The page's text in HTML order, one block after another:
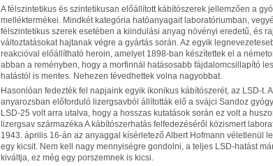
A félszintetikus és szintetikusan előállított kábítószerek jellemzően a
melléktermékei. Mindkét kategória hatóanyagait laboratóriumban,
félszintetikus szerek esetében a kiindulási anyag növényi eredetű, és
változtatásokat hajtanak végre a gyártás során. Az egyik
reakcióval előállítható heroin, amelyet 1898-ban készítettek el a
abban a reményben, hogy a morfinnál hatásosabb fájdalomcsillapító
hatástól is mentes. Nehezen tévedhettek volna nagyobbat.
Hasonlóan fedezték fel napjaink egyik ikonikus kábítószerét, az LSD-t.
anyarozsban előforduló lizergsavból állították elő a svájci Sandoz
LSD-25 volt arra utalva, hogy a hosszas kutatások során ez volt a
lizergsav származéka A kábítószerhatás felfedezéséről közismert
1943. április 16-án az anyaggal kísérletező Albert Hofmann véletlenül
egy kicsit. Nem kell nagy mennyiségre gondolni, a teljes LSD-hatást
kiváltja, ez még egy porszemnek is kicsi.